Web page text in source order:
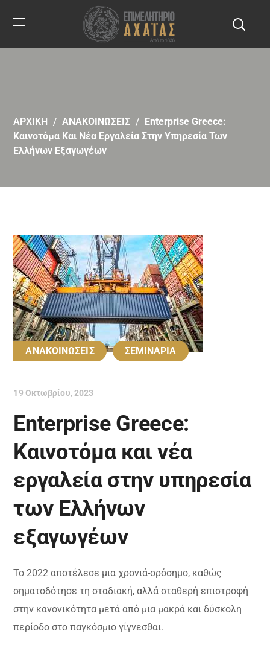
ΑΡΧΙΚΗ ΑΝΑΚΟΙΝΩΣΕΙΣ
Enterprise Greece:
Καινοτόμα Και Νέα Εργαλεία Στην Υπηρεσία Των
Ελλήνων Εξαγωγέων
ΑΝΑΚΟΙΝΩΣΕΙΣ ΣΕΜΙΝΑΡΙΑ
19 Οκτωβρίου, 2023
Enterprise Greece:
Καινοτόμα και νέα
εργαλεία στην υπηρεσία
των Ελλήνων
εξαγωγέων
Το 2022 αποτέλεσε μια χρονιά-ορόσημο, καθώς
σηματοδότησε τη σταδιακή, αλλά σταθερή επιστροφή
στην κανονικότητα μετά από μια μακρά και δύσκολη
περίοδο στο παγκόσμιο γίγνεσθαι.